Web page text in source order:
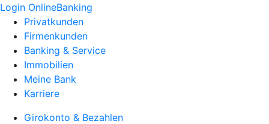
Login OnlineBanking
Privatkunden
Firmenkunden
Banking & Service
Immobilien
Meine Bank
Karriere
Girokonto & Bezahlen